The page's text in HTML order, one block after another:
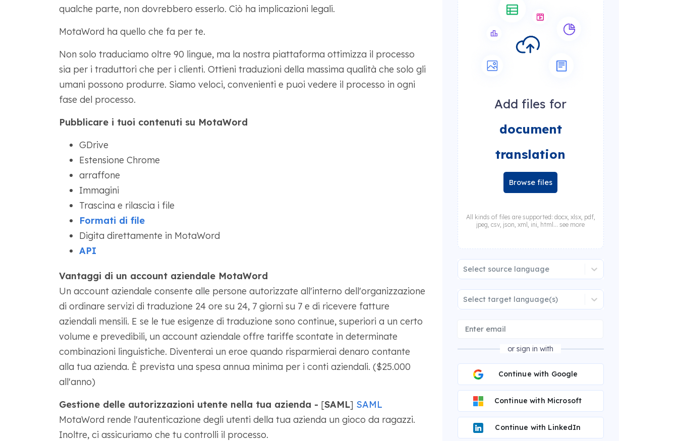
qualche parte, non dovrebbero esserlo. Ciò ha implicazioni legali.
MotaWord ha quello che fa per te.
Non solo traduciamo oltre 90 lingue, ma la nostra piattaforma ottimizza il processo
sia per i traduttori che per i clienti. Ottieni traduzioni della massima qualità che solo gli
umani possono produrre. Siamo veloci, convenienti e puoi vedere il processo in ogni
fase del processo.
Pubblicare i tuoi contenuti su MotaWord
GDrive
Estensione Chrome
arraffone
Immagini
Trascina e rilascia i file
Formati di file
Digita direttamente in MotaWord
API
Vantaggi di un account aziendale MotaWord
Un account aziendale consente alle persone autorizzate all'interno dell'organizzazione
di ordinare servizi di traduzione 24 ore su 24, 7 giorni su 7 e di ricevere fatture
aziendali mensili. E se le tue esigenze di traduzione sono continue, superiori a un certo
volume e prevedibili, un account aziendale offre tariffe scontate in determinate
combinazioni linguistiche. Diventerai un eroe quando risparmierai denaro contante
alla tua azienda. È prevista una spesa annua minima per i conti aziendali. ($25.000
all'anno)
Gestione delle autorizzazioni utente nella tua azienda - [SAML] SAML
MotaWord rende l'autenticazione degli utenti della tua azienda un gioco da ragazzi.
Inoltre, ci assicuriamo che tu controlli il processo.
Add files for
document
translation
Browse files
All kinds of files are supported: docx, xlsx, pdf,
jpeg, csv, json, xml, ini, html... see more
Select source language
Select target language(s)
or sign in with
Continue with Google
Continue with Microsoft
Continue with LinkedIn